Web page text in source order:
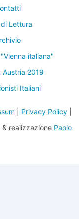
Lettura
italiana"
Austria 2019
Italiani
Privacy Policy|
& realizzazione Paolo